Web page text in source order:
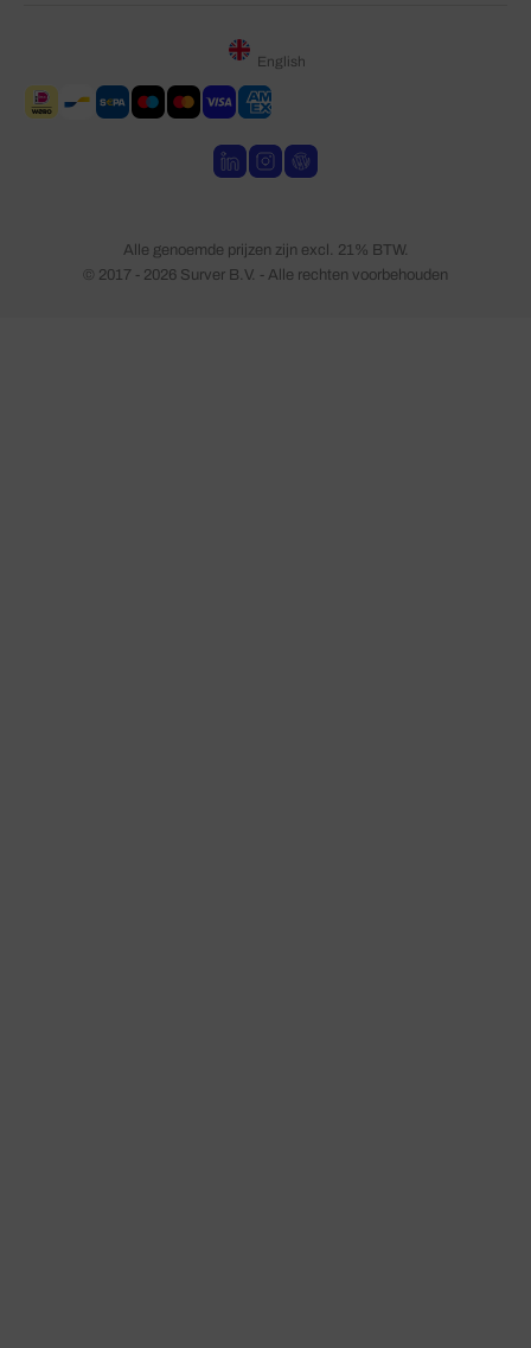
English
© 2017 - 2026 Surver B.V. - Alle rechten voorbehouden
Alle genoemde prijzen zijn excl. 21% BTW.